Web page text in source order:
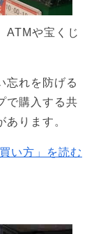
ATMや宝くじ
忘れを防げる
で購入する共
ります。
い方」を読む